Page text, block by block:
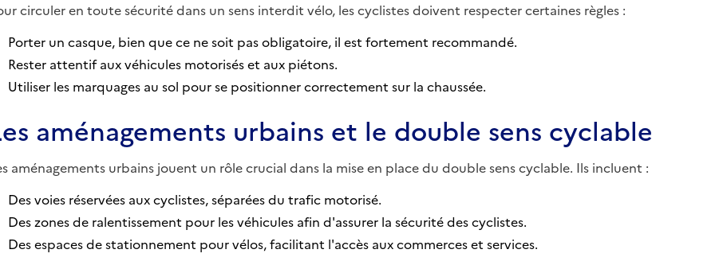
circuler en toute sécurité dans un sens interdit vélo, les cyclistes doivent respecter certaines règles :
Porter un casque, bien que ce ne soit pas obligatoire, il est fortement recommandé.
Rester attentif aux véhicules motorisés et aux piétons.
Utiliser les marquages au sol pour se positionner correctement sur la chaussée.
aménagements urbains et le double sens cyclable
aménagements urbains jouent un rôle crucial dans la mise en place du double sens cyclable. Ils incluent :
Des voies réservées aux cyclistes, séparées du trafic motorisé.
Des zones de ralentissement pour les véhicules afin d'assurer la sécurité des cyclistes.
Des espaces de stationnement pour vélos, facilitant l'accès aux commerces et services.